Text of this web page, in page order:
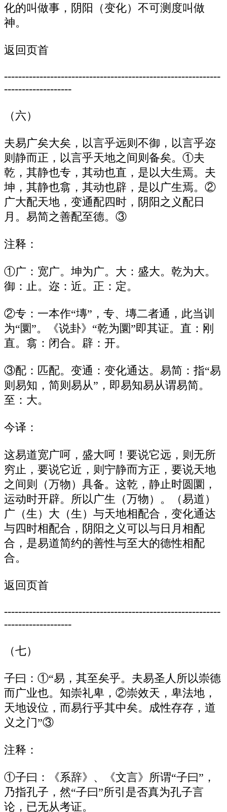
化的叫做事，阴阳（变化）不可测度叫做
神。
返回页首
-------------------------------------------------------------
-------------------
（六）
夫易广矣大矣，以言乎远则不御，以言乎迩
则静而正，以言乎天地之间则备矣。①夫
乾，其静也专，其动也直，是以大生焉。夫
坤，其静也翕，其动也辟，是以广生焉。②
广大配天地，变通配四时，阴阳之义配日
月。易简之善配至德。③
注释：
①广：宽广。坤为广。大：盛大。乾为大。
御：止。迩：近。正：定。
②专：一本作“塼”，专、塼二者通，此当训
为“圜”。《说卦》“乾为圜”即其证。直：刚
直。翕：闭合。辟：开。
③配：匹配。变通：变化通达。易简：指“易
则易知，简则易从”，即易知易从谓易简。
至：大。
今译：
这易道宽广呵，盛大呵！要说它远，则无所
穷止，要说它近，则宁静而方正，要说天地
之间则（万物）具备。这乾，静止时圆圜，
运动时开辟。所以广生（万物）。（易道）
广（生）大（生）与天地相配合，变化通达
与四时相配合，阴阳之义可以与日月相配
合，是易道简约的善性与至大的德性相配
合。
返回页首
-------------------------------------------------------------
-------------------
（七）
子曰：①“易，其至矣乎。夫易圣人所以崇德
而广业也。知崇礼卑，②崇效天，卑法地，
天地设位，而易行乎其中矣。成性存存，道
义之门”③
注释：
①子曰：《系辞》、《文言》所谓“子曰”，
乃指孔子，然“子曰”所引是否真为孔子言
论，已无从考证。